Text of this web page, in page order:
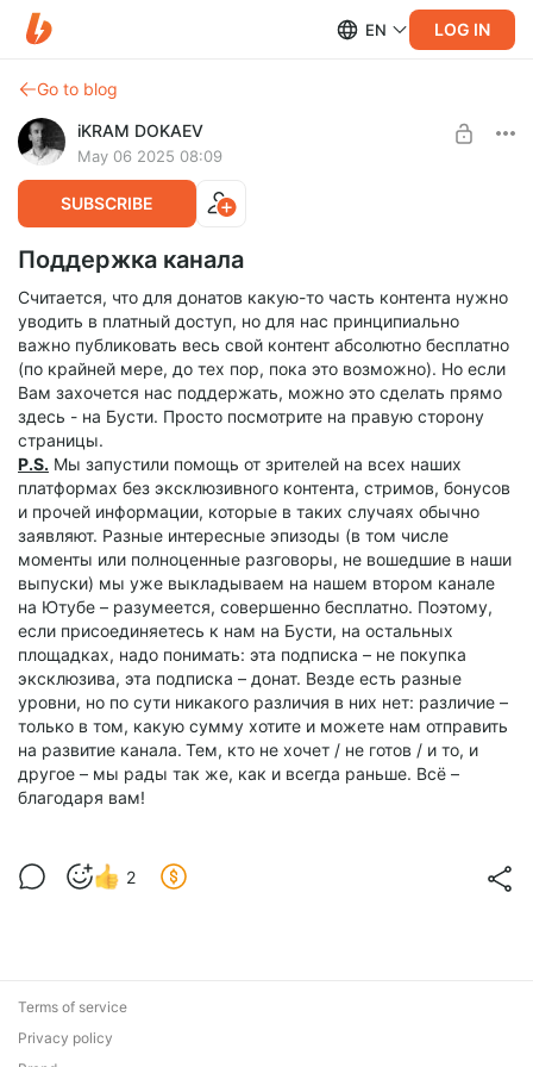
EN LOG IN
Go to blog
iKRAM DOKAEV
May 06 2025 08:09
SUBSCRIBE
Поддержка канала
Считается, что для донатов какую-то часть контента нужно
уводить в платный доступ, но для нас принципиально
важно публиковать весь свой контент абсолютно бесплатно
(по крайней мере, до тех пор, пока это возможно). Но если
Вам захочется нас поддержать, можно это сделать прямо
здесь - на Бусти. Просто посмотрите на правую сторону
страницы.
P.S. Мы запустили помощь от зрителей на всех наших
платформах без эксклюзивного контента, стримов, бонусов
и прочей информации, которые в таких случаях обычно
заявляют. Разные интересные эпизоды (в том числе
моменты или полноценные разговоры, не вошедшие в наши
выпуски) мы уже выкладываем на нашем втором канале
на Ютубе – разумеется, совершенно бесплатно. Поэтому,
если присоединяетесь к нам на Бусти, на остальных
площадках, надо понимать: эта подписка – не покупка
эксклюзива, эта подписка – донат. Везде есть разные
уровни, но по сути никакого различия в них нет: различие –
только в том, какую сумму хотите и можете нам отправить
на развитие канала. Тем, кто не хочет / не готов / и то, и
другое – мы рады так же, как и всегда раньше. Всё –
благодаря вам!
2
Terms of service
Privacy policy